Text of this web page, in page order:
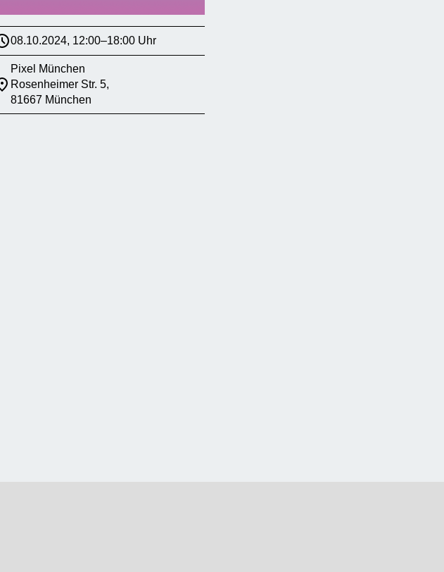
08.10.2024, 12:00–18:00 Uhr
Pixel München
Rosenheimer Str. 5,
81667 München